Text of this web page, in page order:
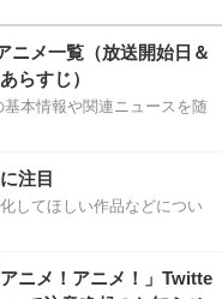
ニメ一覧（放送開始日＆
らすじ）
本情報や関連ニュースを随
注目
してほしい作品などについ
ニメ！アニメ！」Twitte